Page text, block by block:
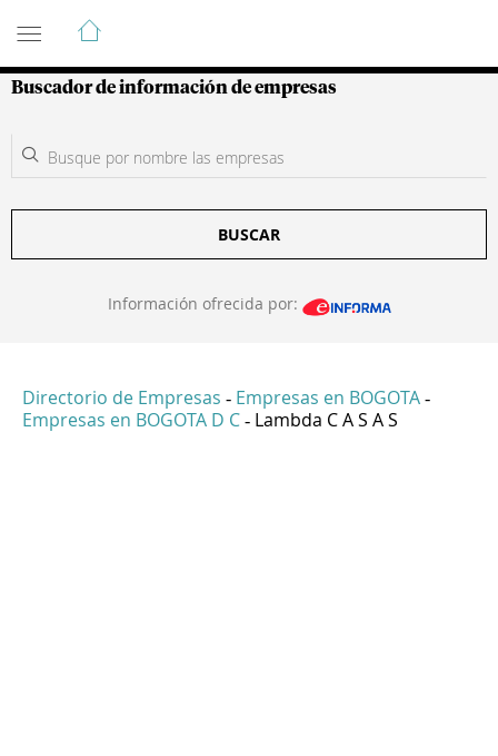
Guía de Empresas Colombianas
Buscador de información de empresas
BUSCAR
Información ofrecida por:
Directorio de Empresas - Empresas en BOGOTA -
Empresas en BOGOTA D C - Lambda C A S A S